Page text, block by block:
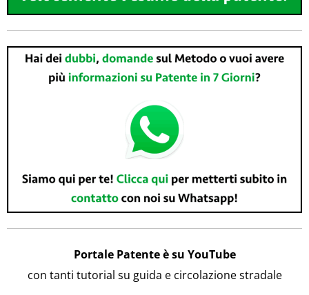
Portale Patente è su YouTube
con tanti tutorial su guida e circolazione stradale